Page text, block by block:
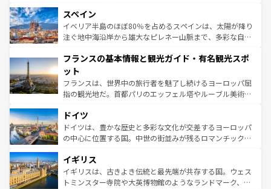
ろん、トスカーナの美しい田園風景やアマルフィ海岸の絶
景など、自然景観も見逃せない。観光の合間には、本場の
ピザやパスタなど、絶品のイタリア料理を堪能することも
ませてくれるイタリアで、忘れられない旅をしてみよう！
なお、新着のイタリア情報は
しい。
スペイン
イベリア半島のほぼ80％を占めるスペインは、太陽が降り
注ぐ地中海沿岸から雄大なピレネー山脈まで、多彩な自然
文化が根付くこの国では、情熱的なフラメンコ、熱気あふ
れる闘牛、そして美味しいタパスが生活の一部となってい
る。首都マドリードの洗練された雰囲気や、バルセロナの
アートに溢れた街角から、地方では古代ローマ遺跡や中世
せる。地方によって風土や気候が異なるスペインはその個
性で訪れる人を魅了する。 なお、新着のスペイン情報は コ
ンテンツ一覧を参照してほしい。
フランスの基本情報と観光ガイド・有名観光スポ
ット
フランスは、世界中の旅行者を魅了し続けるヨーロッパ屈
指の観光地だ。首都パリのエッフェル塔やルーブル美術館
で、幅広い魅力が詰まっている。華麗な宮殿、歴史的な大
聖堂、美しいビーチ、そして豊かな自然が、訪れる者を心
から魅了する。また、フランスは美食の国としても知ら
いる。シャンパンの発祥地であるランス、プロヴァンスの
香り高いラベンダー畑など、多彩な楽しみ方が可能だ。さ
らに、パリ以外の地域にも魅力が溢れており、どの街角に
ドイツ
ドイツは、豊かな歴史と多彩な文化が交差するヨーロッパ
の中心に位置する国。中世の街並みが残るロマンチック街
顔を持つこの国は、どこを歩いても飽きることがない。ベ
ルリンの文化的活気、バイエルン州のアルプスの絶景、そ
してライン川沿いのワイン畑といった風景は必見。ビール
イギリス
イギリスは、古きよき伝統と最先端が共存する国。ウェス
トミンスター寺院や大英博物館のようなランドマーク、歴